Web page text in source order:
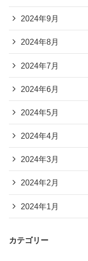
2024年9月
2024年8月
2024年7月
2024年6月
2024年5月
2024年4月
2024年3月
2024年2月
2024年1月
カテゴリー